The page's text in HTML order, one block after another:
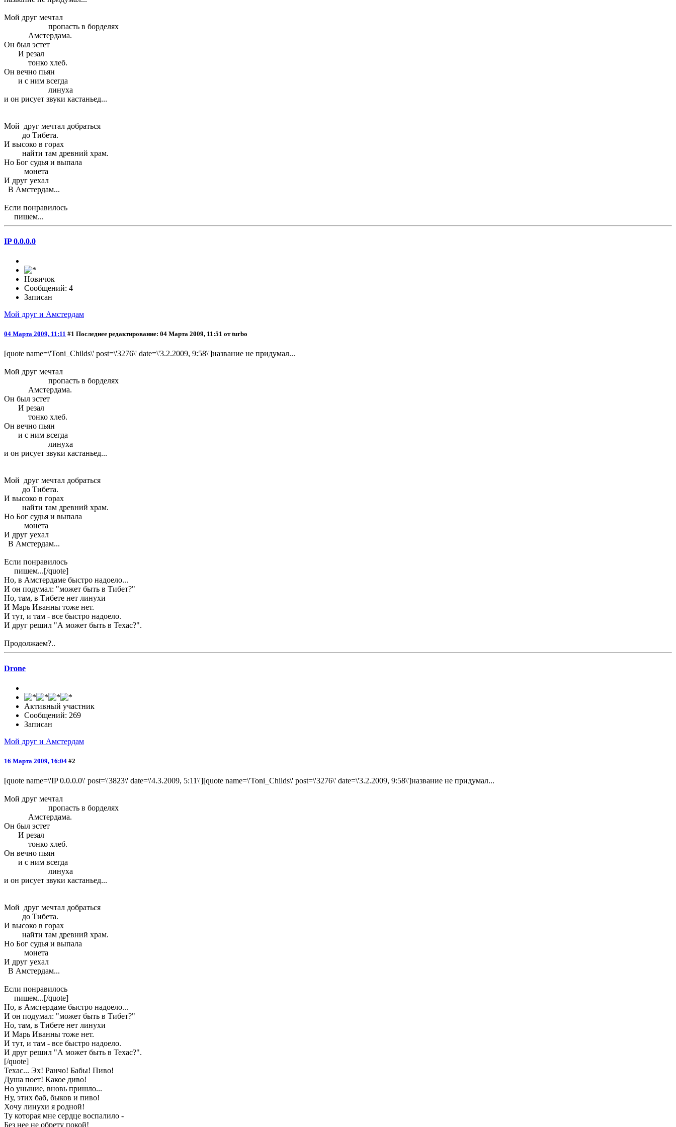
Мой друг мечтал
пропасть в борделях
Амстердама.
Он был эстет
И резал
тонко хлеб.
Он вечно пьян
и с ним всегда
линуха
и он рисует звуки кастаньед...
Мой друг мечтал добраться
до Тибета.
И высоко в горах
найти там древний храм.
Но Бог судья и выпала
монета
И друг уехал
В Амстердам...
Если понравилось
пишем...
IP 0.0.0.0
Новичок
Сообщений: 4
Записан
Мой друг и Амстердам
04 Марта 2009, 11:11 #1 Последнее редактирование: 04 Марта 2009, 11:51 от turbo
[quote name=\'Toni_Childs\' post=\'3276\' date=\'3.2.2009, 9:58\']название не придумал...
Мой друг мечтал
пропасть в борделях
Амстердама.
Он был эстет
И резал
тонко хлеб.
Он вечно пьян
и с ним всегда
линуха
и он рисует звуки кастаньед...
Мой друг мечтал добраться
до Тибета.
И высоко в горах
найти там древний храм.
Но Бог судья и выпала
монета
И друг уехал
В Амстердам...
Если понравилось
пишем...[/quote]
Но, в Амстердаме быстро надоело...
И он подумал: "может быть в Тибет?"
Но, там, в Тибете нет линухи
И Марь Иванны тоже нет.
И тут, и там - все быстро надоело.
И друг решил "А может быть в Техас?".
Продолжаем?..
Drone
Активный участник
Сообщений: 269
Записан
Мой друг и Амстердам
16 Марта 2009, 16:04 #2
[quote name=\'IP 0.0.0.0\' post=\'3823\' date=\'4.3.2009, 5:11\'][quote name=\'Toni_Childs\' post=\'3276\' date=\'3.2.2009, 9:58\']название не придумал...
Мой друг мечтал
пропасть в борделях
Амстердама.
Он был эстет
И резал
тонко хлеб.
Он вечно пьян
и с ним всегда
линуха
и он рисует звуки кастаньед...
Мой друг мечтал добраться
до Тибета.
И высоко в горах
найти там древний храм.
Но Бог судья и выпала
монета
И друг уехал
В Амстердам...
Если понравилось
пишем...[/quote]
Но, в Амстердаме быстро надоело...
И он подумал: "может быть в Тибет?"
Но, там, в Тибете нет линухи
И Марь Иванны тоже нет.
И тут, и там - все быстро надоело.
И друг решил "А может быть в Техас?".
[/quote]
Техас... Эх! Ранчо! Бабы! Пиво!
Душа поет! Какое диво!
Но уныние, вновь пришло...
Ну, этих баб, быков и пиво!
Хочу линухи я родной!
Ту которая мне сердце воспалило -
Без нее не обрету покой!